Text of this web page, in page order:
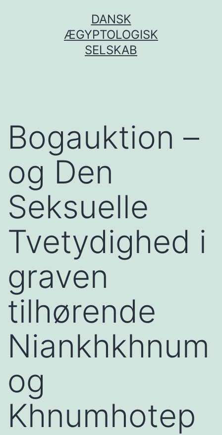
DANSK
ÆGYPTOLOGISK
SELSKAB
Bogauktion –
og Den
Seksuelle
Tvetydighed i
graven
tilhørende
Niankhkhnum
og
Khnumhotep